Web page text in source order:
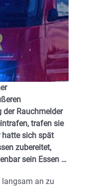
der Rauchmelder
trafen sie
hatte sich spät
zubereitet,
sein Essen …
langsam an zu